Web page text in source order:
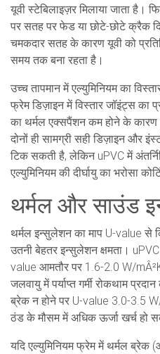
यूवी स्टेबिलाइज़र मिलाया जाता है।
पर सतह पर फेड या छोटे-छोटे क्रैक
चमकदार सतह के कारण यूवी को
समय तक बना रहता है।
उच्च तापमान में एल्युमिनियम का
फ्रेम डिज़ाइन में विस्तार जॉइंट्स का
का थर्मल एक्सपैंशन कम होने के कारण
दोनों ही सामग्री सही डिज़ाइन
टिक सकती है, लेकिन uPVC में
एल्युमिनियम की दीर्घायु का भरोसा
थर्मल और साउंड
थर्मल इन्सुलेशन का माप U-value से
उतनी बेहतर इन्सुलेशन क्षमता।
value आमतौर पर 1.6-2.0 W/
जलवायु में पर्याप्त गर्मी रोकथाम
ब्रेक न होने पर U-value 3.0-3.5
ठंड के मौसम में अधिक ऊर्जा खर्च हो
यदि एल्युमिनियम फ्रेम में थर्मल ब्रेक